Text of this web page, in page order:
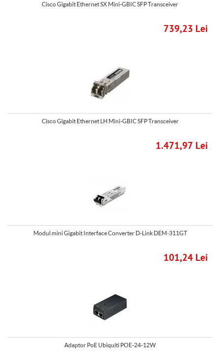
Cisco Gigabit Ethernet SX Mini-GBIC SFP Transceiver
739,23 Lei
Cisco Gigabit Ethernet LH Mini-GBIC SFP Transceiver
1.471,97 Lei
Modul mini Gigabit Interface Converter D-Link DEM-311GT
101,24 Lei
Adaptor PoE Ubiquiti POE-24-12W